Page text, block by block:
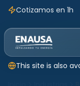
This site is also
Cotizamos en 1h